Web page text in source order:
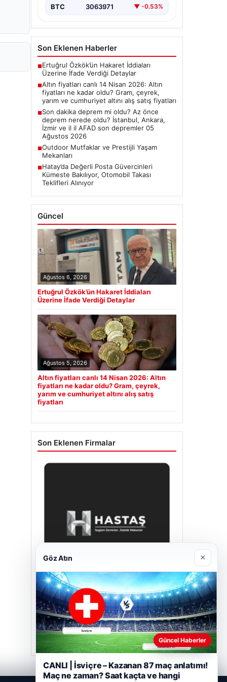
BTC 3063971 ▼ -0.53%
Son Eklenen Haberler
■Ertuğrul Özkök’ün Hakaret İddiaları
Üzerine İfade Verdiği Detaylar
■Altın fiyatları canlı 14 Nisan 2026: Altın
fiyatları ne kadar oldu? Gram, çeyrek,
yarım ve cumhuriyet altını alış satış fiyatları
■Son dakika deprem mi oldu? Az önce
deprem nerede oldu? İstanbul, Ankara,
İzmir ve il il AFAD son depremler 05
Ağustos 2026
■Outdoor Mutfaklar ve Prestijli Yaşam
Mekanları
■Hatay’da Değerli Posta Güvercinleri
Kümeste Bakılıyor, Otomobil Takası
Teklifleri Alınıyor
Güncel
Ağustos 6, 2026
Ertuğrul Özkök’ün Hakaret İddiaları
Üzerine İfade Verdiği Detaylar
Ağustos 5, 2026
Altın fiyatları canlı 14 Nisan 2026: Altın
fiyatları ne kadar oldu? Gram, çeyrek,
yarım ve cumhuriyet altını alış satış
fiyatları
Son Eklenen Firmalar
Hastaş Beton
Mayıs 26, 2026
Göz Atın ×
Güncel Haberler
CANLI | İsviçre – Kazanan 87 maç anlatımı!
Maç ne zaman? Saat kaçta ve hangi